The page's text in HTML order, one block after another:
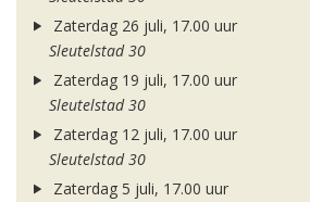
Zaterdag 26 juli, 17.00 uur
Sleutelstad 30
Zaterdag 19 juli, 17.00 uur
Sleutelstad 30
Zaterdag 12 juli, 17.00 uur
Sleutelstad 30
Zaterdag 5 juli, 17.00 uur